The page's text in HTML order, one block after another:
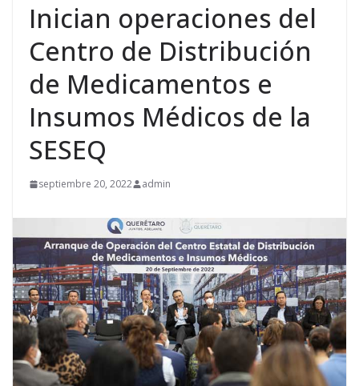
Inician operaciones del
Centro de Distribución
de Medicamentos e
Insumos Médicos de la
SESEQ
septiembre 20, 2022 admin